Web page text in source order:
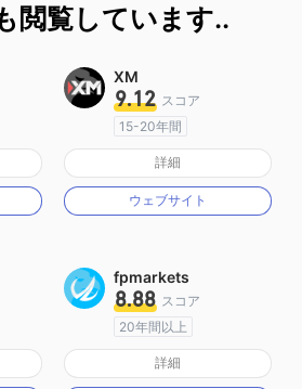
閲覧しています..
マーケットメイキングライセンス（MM）
XM
9.12 スコア
15-20年間
オーストラリア規制
マーケットメイキングライセンス（MM）
MT4フルライセンス
詳細
ウェブサイト
マーケットメイキングライセンス（MM）
fpmarkets
8.88 スコア
20年間以上
オーストラリア規制
マーケットメイキングライセンス（MM）
詳細